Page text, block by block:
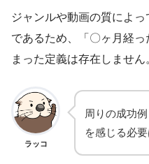
ジャンルや動画の質によ
であるため、「〇ヶ月経
まった定義は存在しません
ラッコ
周りの成功
を感じる必要